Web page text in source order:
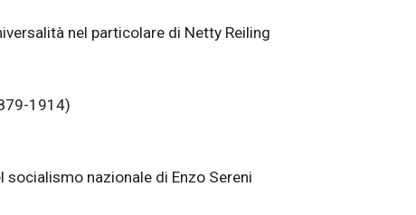
nel particolare di Netty Reiling
1914)
nazionale di Enzo Sereni